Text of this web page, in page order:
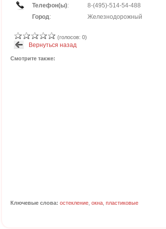
Телефон(ы):
8-(495)-514-54-488
Город: Железнодорожный
(голосов: 0)
Вернуться назад
Смотрите также:
Ключевые слова: остекление окна пластиковые